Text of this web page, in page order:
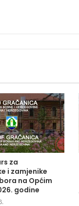
za
i zamjenike
na Općim
godine